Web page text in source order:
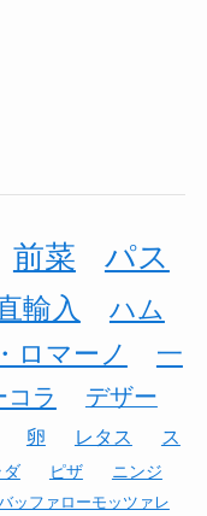
前菜
パス
輸入
ハム
ロマーノ
一
コラ
デザー
卵 レタス
ス
ダ ピザ
ニンジ
ッファローモッツァレ